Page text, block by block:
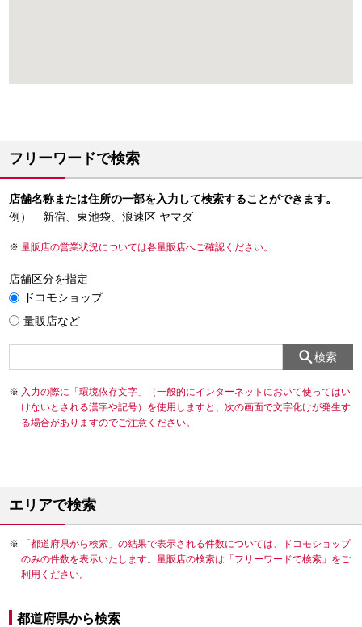
フリーワードで検索
店舗名称または住所の一部を入力して検索することができます。
例） 新宿、東池袋、浪速区 ヤマダ
量販店の営業状況については各量販店へご確認ください。
店舗区分を指定
ドコモショップ
量販店など
検索
入力の際に「環境依存文字」（一般的にインターネットにおいて使ってはい
けないとされる漢字や記号）を使用しますと、次の画面で文字化けが発生す
る場合がありますのでご注意ください。
エリアで検索
「都道府県から検索」の結果で表示される件数については、ドコモショップ
のみの件数を表示いたします。量販店の検索は「フリーワードで検索」をご
利用ください。
都道府県から検索